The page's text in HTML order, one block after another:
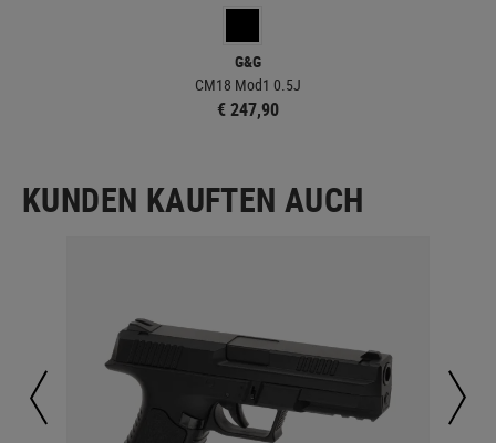
G&G
CM18 Mod1 0.5J
€ 247,90
KUNDEN KAUFTEN AUCH